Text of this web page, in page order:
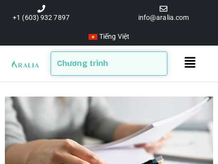
+1 (603) 932 7897 info@aralia.com
Tiếng Việt
Chương trình
Main